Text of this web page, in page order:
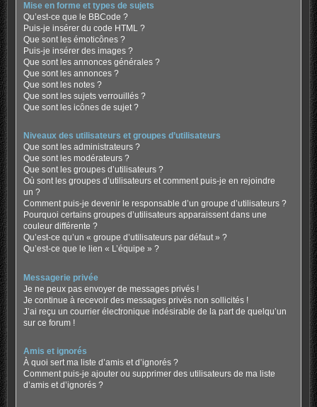
Mise en forme et types de sujets
Qu’est-ce que le BBCode ?
Puis-je insérer du code HTML ?
Que sont les émoticônes ?
Puis-je insérer des images ?
Que sont les annonces générales ?
Que sont les annonces ?
Que sont les notes ?
Que sont les sujets verrouillés ?
Que sont les icônes de sujet ?
Niveaux des utilisateurs et groupes d’utilisateurs
Que sont les administrateurs ?
Que sont les modérateurs ?
Que sont les groupes d’utilisateurs ?
Où sont les groupes d’utilisateurs et comment puis-je en rejoindre
un ?
Comment puis-je devenir le responsable d’un groupe d’utilisateurs ?
Pourquoi certains groupes d’utilisateurs apparaissent dans une
couleur différente ?
Qu’est-ce qu’un « groupe d’utilisateurs par défaut » ?
Qu’est-ce que le lien « L’équipe » ?
Messagerie privée
Je ne peux pas envoyer de messages privés !
Je continue à recevoir des messages privés non sollicités !
J’ai reçu un courrier électronique indésirable de la part de quelqu’un
sur ce forum !
Amis et ignorés
À quoi sert ma liste d’amis et d’ignorés ?
Comment puis-je ajouter ou supprimer des utilisateurs de ma liste
d’amis et d’ignorés ?